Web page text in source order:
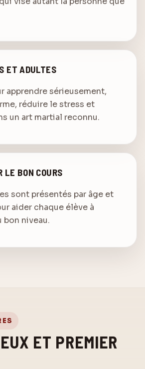
ET ADULTES
apprendre sérieusement,
réduire le stress et
un art martial reconnu.
LE BON COURS
sont présentés par âge et
aider chaque élève à
bon niveau.
ET PREMIER